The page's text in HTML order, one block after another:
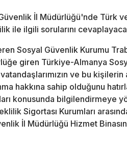
İl Müdürlüğü'nde Türk
ile ilgili sorularını
Sosyal Güvenlik Kurumu
giren Türkiye-Almanya
ve bu
hakkına sahip olduğunu
konusunda bilgilendirmeye
Sigortası Kurumları
İl Müdürlüğü Hizmet